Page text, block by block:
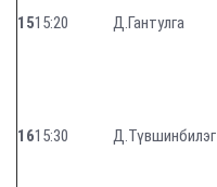
1515:20 Д.Гантулга
1615:30 Д.Түвшинбилэг